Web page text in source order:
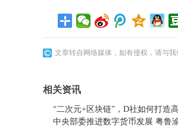
文章转自网络媒体，如有侵权，请与我
相关资讯
“二次元+区块链”，D社如何打造
中央部委推进数字货币发展 粤鲁